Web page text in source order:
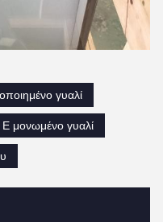
γυαλί
μονωμένο γυαλί